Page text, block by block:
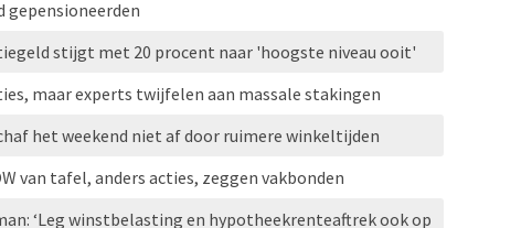
stijgt met 20 procent naar 'hoogste niveau ooit'
maar experts twijfelen aan massale stakingen
het weekend niet af door ruimere winkeltijden
van tafel, anders acties, zeggen vakbonden
‘Leg winstbelasting en hypotheekrenteaftrek ook op